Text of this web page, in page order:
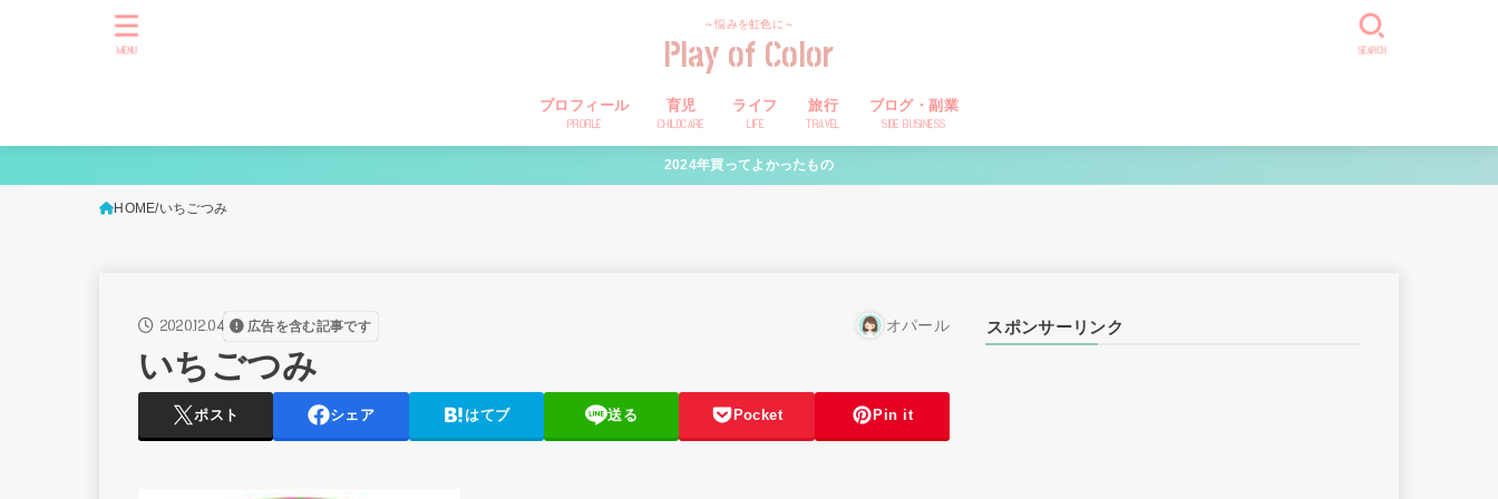
～悩みを虹色に～
Play of Color
プロフィール
PROFILE
育児
CHILDCARE
ライフ
LIFE
旅行
TRAVEL
ブログ・副業
SIDE BUSINESS
SEARCH
MENU
2024年買ってよかったもの
HOME いちごつみ
2020.12.04 広告を含む記事です オパール
いちごつみ
ポスト シェア はてブ 送る Pocket Pin it
スポンサーリンク